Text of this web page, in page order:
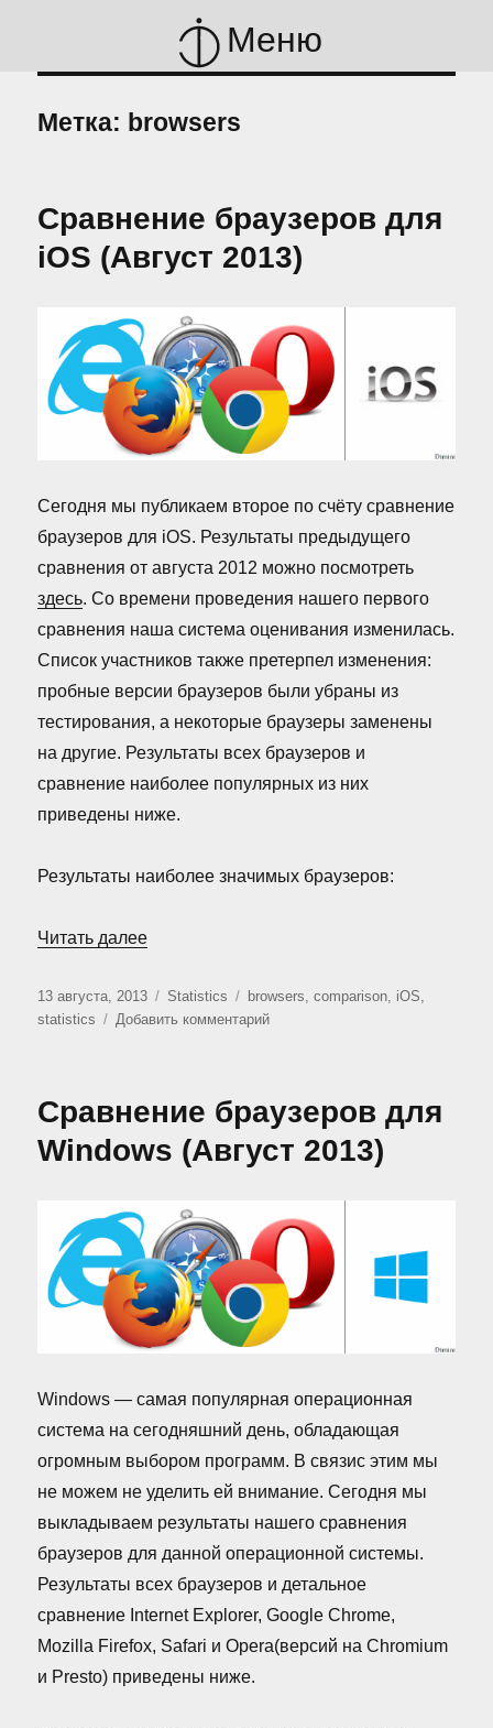
Меню
Метка: browsers
Сравнение браузеров для
iOS (Август 2013)
Сегодня мы публикаем второе по счёту сравнение
браузеров для iOS. Результаты предыдущего
сравнения от августа 2012 можно посмотреть
здесь. Со времени проведения нашего первого
сравнения наша система оценивания изменилась.
Список участников также претерпел изменения:
пробные версии браузеров были убраны из
тестирования, а некоторые браузеры заменены
на другие. Результаты всех браузеров и
сравнение наиболее популярных из них
приведены ниже.
Результаты наиболее значимых браузеров:
Читать далее«Сравнение браузеров для iOS (Август
Опубликовано
13 августа, 2013 Рубрики
Statistics Метки
browsers,comparison, iOS,
statistics
Добавить комментарийк
для
iOS
(Август
Сравнение браузеров для
Windows (Август 2013)
Windows — самая популярная операционная
система на сегодняшний день, обладающая
огромным выбором программ. В связис этим мы
не можем не уделить ей внимание. Сегодня мы
выкладываем результаты нашего сравнения
браузеров для данной операционной системы.
Результаты всех браузеров и детальное
сравнение Internet Explorer, Google Chrome,
Mozilla Firefox, Safari и Opera(версий на Chromium
и Presto) приведены ниже.